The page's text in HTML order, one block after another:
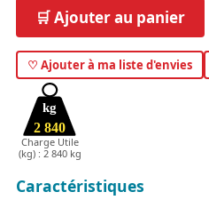
🛒 Ajouter au panier
♡ Ajouter à ma liste d'envies
2 840
kg
Charge Utile
(kg) : 2 840 kg
Caractéristiques